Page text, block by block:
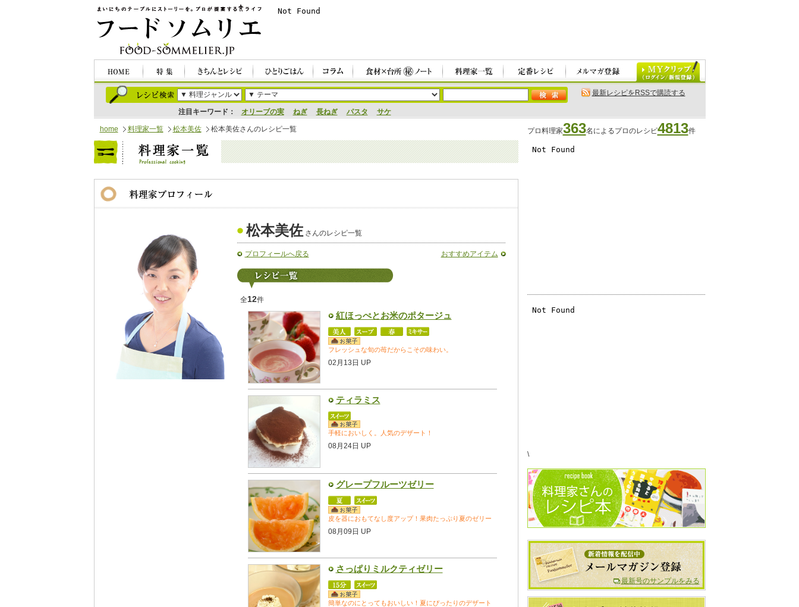
注目キーワード： オリーブの実 ねぎ 長ねぎ パスタ サケ
最新レシピをRSSで購読する
home 料理家一覧 松本美佐 松本美佐さんのレシピ一覧 プロ料理家363名によるプロのレシピ4813件
松本美佐さんのレシピ一覧
プロフィールへ戻る おすすめアイテム
全12件
紅ほっぺとお米のポタージュ
フレッシュな旬の苺だからこその味わい。
02月13日 UP
ティラミス
手軽においしく。人気のデザート！
08月24日 UP
グレープフルーツゼリー
皮を器におもてなし度アップ！果肉たっぷり夏のゼリー
08月09日 UP
さっぱりミルクティゼリー
簡単なのにとってもおいしい！夏にぴったりのデザート
\
最新号のサンプルをみる